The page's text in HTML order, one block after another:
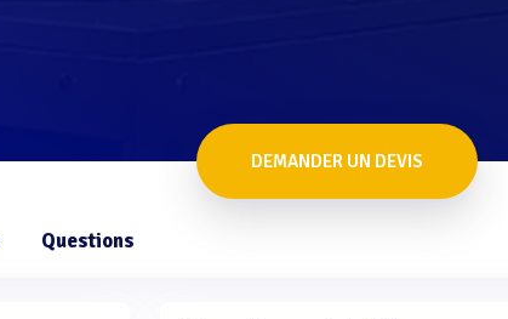
DEMANDER UN DEVIS
Questions